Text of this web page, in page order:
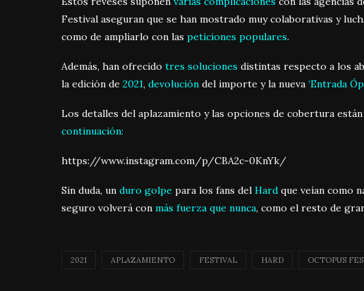
Festival aseguran que se han mostrado muy colaborativas y
como de ampliarlo con las peticiones populares.
Además, han ofrecido tres soluciones distintas respecto a los
la edición de 2021, devolución del importe y la nueva ‘Entrada
Los detalles del aplazamiento y las opciones de cobertura
continuación:
https://www.instagram.com/p/CBA2c-0KnYk/
Sin duda, un duro golpe para los fans del Hard que veían como
seguro volverá con más fuerza que nunca, como el resto de
2021 APLAZAMIENTO FESTIVAL HARD OCTOPUS